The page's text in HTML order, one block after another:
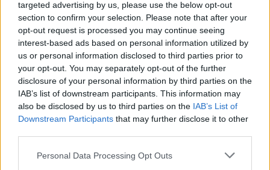
targeted advertising by us, please use the below opt-out
section to confirm your selection. Please note that after your
opt-out request is processed you may continue seeing
interest-based ads based on personal information utilized by
us or personal information disclosed to third parties prior to
your opt-out. You may separately opt-out of the further
disclosure of your personal information by third parties on the
IAB’s list of downstream participants. This information may
also be disclosed by us to third parties on the IAB’s List of
Downstream Participants that may further disclose it to other
Personal Data Processing Opt Outs
09:35
Διορισμοί εκπαιδευτικών: Δεν καλύπτουν ούτε τις
συνταξιοδοτήσεις- Ελάχιστες οι θέσεις στο Ηράκλειο
ΠΕΡΙΣΣΟΤΕΡΑ
ΣΧΕΤΙΚA AΡΘΡΑ